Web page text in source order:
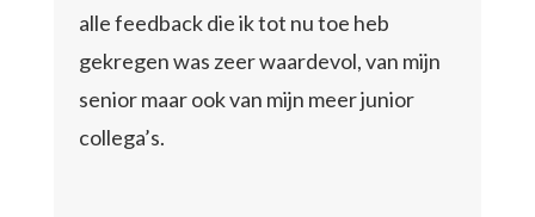
alle feedback die ik tot nu toe heb
gekregen was zeer waardevol, van mijn
senior maar ook van mijn meer junior
collega’s.